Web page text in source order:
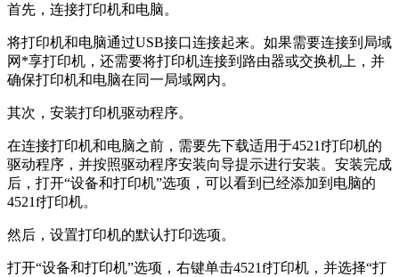
首先，连接打印机和电脑。
将打印机和电脑通过USB接口连接起来。如果需要连接到局域
网*享打印机，还需要将打印机连接到路由器或交换机上，并
确保打印机和电脑在同一局域网内。
其次，安装打印机驱动程序。
在连接打印机和电脑之前，需要先下载适用于4521f打印机的
驱动程序，并按照驱动程序安装向导提示进行安装。安装完成
后，打开“设备和打印机”选项，可以看到已经添加到电脑的
4521f打印机。
然后，设置打印机的默认打印选项。
打开“设备和打印机”选项，右键单击4521f打印机，并选择“打